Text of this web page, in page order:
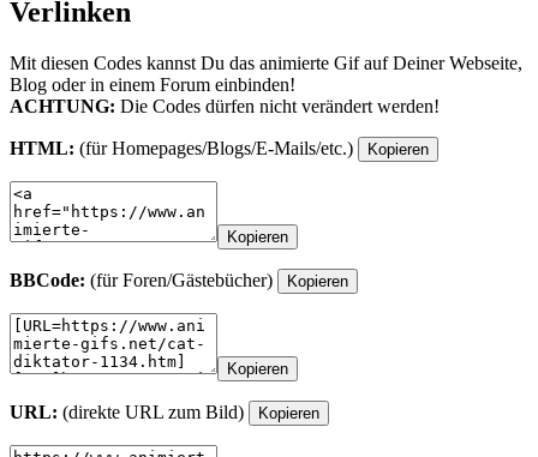
Verlinken
Mit diesen Codes kannst Du das animierte Gif auf Deiner Webseite,
Blog oder in einem Forum einbinden!
ACHTUNG: Die Codes dürfen nicht verändert werden!
HTML: (für Homepages/Blogs/E-Mails/etc.) Kopieren
Kopieren
BBCode: (für Foren/Gästebücher) Kopieren
Kopieren
URL: (direkte URL zum Bild) Kopieren